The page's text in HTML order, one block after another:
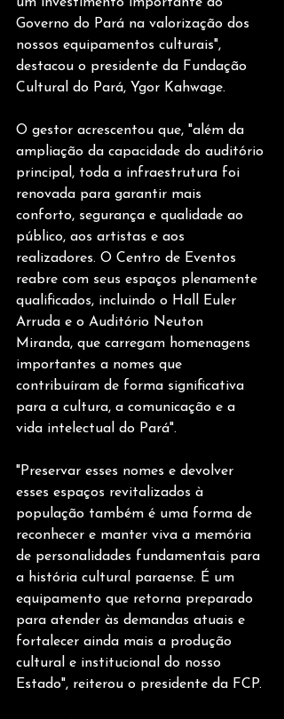
um investimento importante do
Governo do Pará na valorização dos
nossos equipamentos culturais",
destacou o presidente da Fundação
Cultural do Pará, Ygor Kahwage.
O gestor acrescentou que, "além da
ampliação da capacidade do auditório
principal, toda a infraestrutura foi
renovada para garantir mais
conforto, segurança e qualidade ao
público, aos artistas e aos
realizadores. O Centro de Eventos
reabre com seus espaços plenamente
qualificados, incluindo o Hall Euler
Arruda e o Auditório Neuton
Miranda, que carregam homenagens
importantes a nomes que
contribuíram de forma significativa
para a cultura, a comunicação e a
vida intelectual do Pará".
"Preservar esses nomes e devolver
esses espaços revitalizados à
população também é uma forma de
reconhecer e manter viva a memória
de personalidades fundamentais para
a história cultural paraense. É um
equipamento que retorna preparado
para atender às demandas atuais e
fortalecer ainda mais a produção
cultural e institucional do nosso
Estado", reiterou o presidente da FCP.